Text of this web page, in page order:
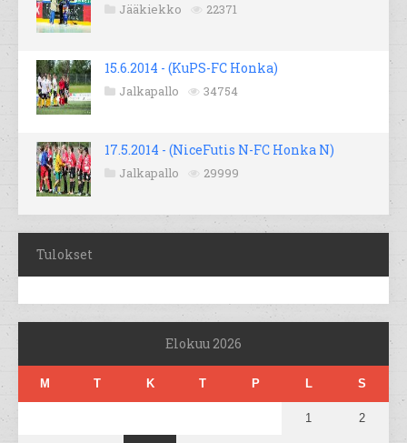
Jääkiekko 22371
15.6.2014 - (KuPS-FC Honka)
Jalkapallo 34754
17.5.2014 - (NiceFutis N-FC Honka N)
Jalkapallo 29999
Tulokset
Elokuu 2026
M T K T P L S
1 2